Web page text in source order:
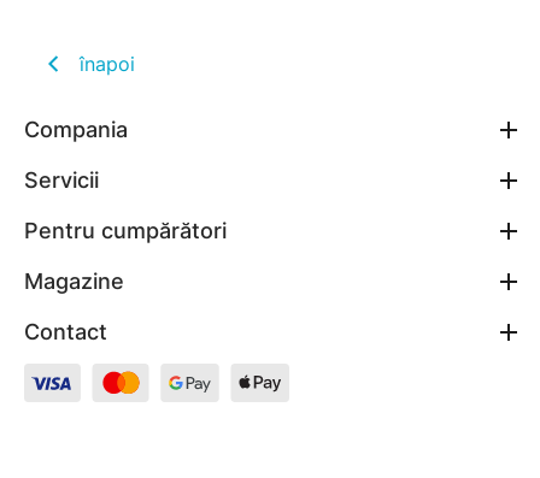
înapoi
Compania
Servicii
Pentru cumpărători
Magazine
Contact